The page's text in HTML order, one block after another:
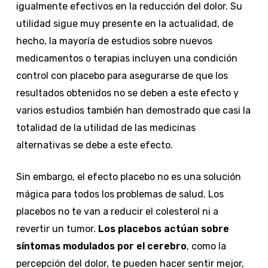
igualmente efectivos en la reducción del dolor. Su
utilidad sigue muy presente en la actualidad, de
hecho, la mayoría de estudios sobre nuevos
medicamentos o terapias incluyen una condición
control con placebo para asegurarse de que los
resultados obtenidos no se deben a este efecto y
varios estudios también han demostrado que casi la
totalidad de la utilidad de las medicinas
alternativas se debe a este efecto.
Sin embargo, el efecto placebo no es una solución
mágica para todos los problemas de salud. Los
placebos no te van a reducir el colesterol ni a
revertir un tumor. Los placebos actúan sobre
síntomas modulados por el cerebro, como la
percepción del dolor, te pueden hacer sentir mejor,